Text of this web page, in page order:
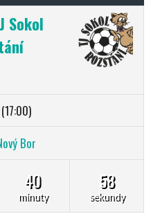
Sokol
Bor
40
minuty
57
sekundy